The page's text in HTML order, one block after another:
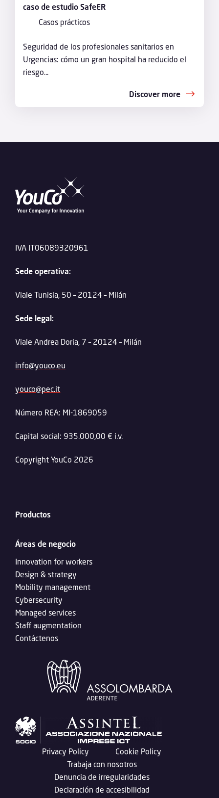
caso de estudio SafeER
Casos prácticos
Seguridad de los profesionales sanitarios en
Urgencias: cómo un gran hospital ha reducido el
riesgo...
Discover more
IVA IT06089320961
Sede operativa:
Viale Tunisia, 50 – 20124 – Milán
Sede legal:
Viale Andrea Doria, 7 – 20124 – Milán
info@youco.eu
youco@pec.it
Número REA: MI-1869059
Capital social: 935.000,00 € i.v.
Copyright YouCo 2026
Productos
Áreas de negocio
Innovation for workers
Design & strategy
Mobility management
Cybersecurity
Managed services
Staff augmentation
Contáctenos
Privacy Policy
Cookie Policy
Trabaja con nosotros
Denuncia de irregularidades
Declaración de accesibilidad